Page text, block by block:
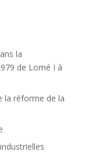
la
de Lomé I à
la réforme de la